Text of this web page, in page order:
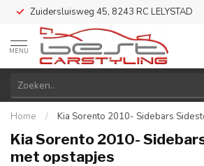
Zuidersluisweg 45, 8243 RC LELYSTAD
MENU
Home / Kia Sorento 2010- Sidebars
Kia Sorento 2010-
met opstapjes